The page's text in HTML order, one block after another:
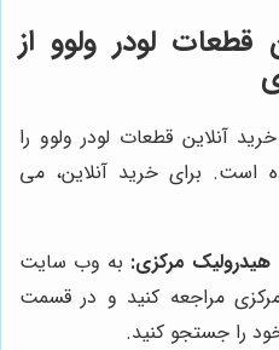
قطعات لودر ولوو از
آنلاین قطعات لودر ولوو را
است. برای خرید آنلاین، می
هیدرولیک مرکزی: به وب سایت
مراجعه کنید و در قسمت
را جستجو کنید.